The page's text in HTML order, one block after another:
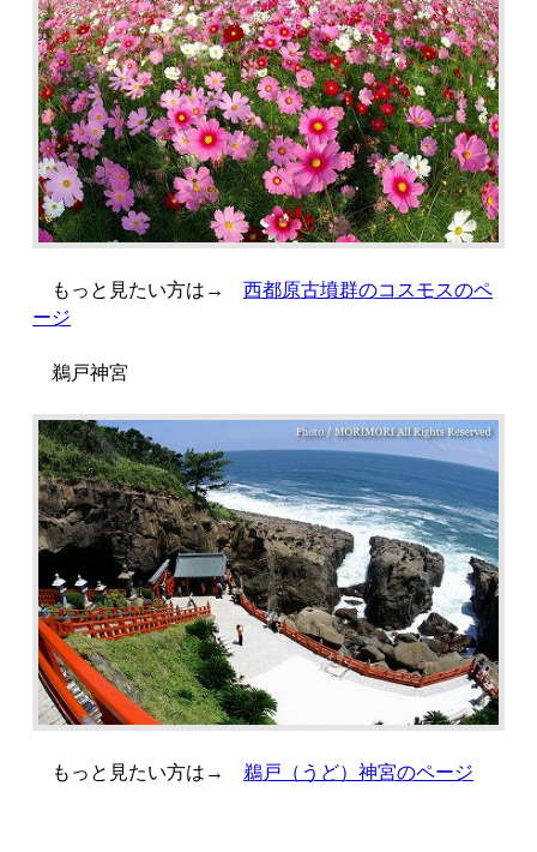
もっと見たい方は→西都原古墳群のコスモスのペ
ージ
鵜戸神宮
もっと見たい方は→ 鵜戸（うど）神宮のページ